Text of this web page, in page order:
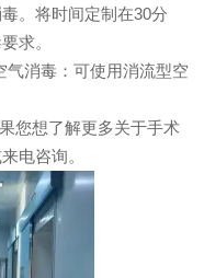
。将时间定制在30分
求。
气消毒：可使用消流型空
您想了解更多关于手术
电咨询。